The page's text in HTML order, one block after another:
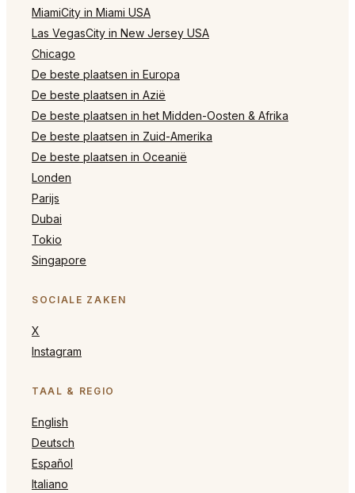
MiamiCity in Miami USA
Las VegasCity in New Jersey USA
Chicago
De beste plaatsen in Europa
De beste plaatsen in Azië
De beste plaatsen in het Midden-Oosten & Afrika
De beste plaatsen in Zuid-Amerika
De beste plaatsen in Oceanië
Londen
Parijs
Dubai
Tokio
Singapore
SOCIALE ZAKEN
X
Instagram
TAAL & REGIO
English
Deutsch
Español
Italiano